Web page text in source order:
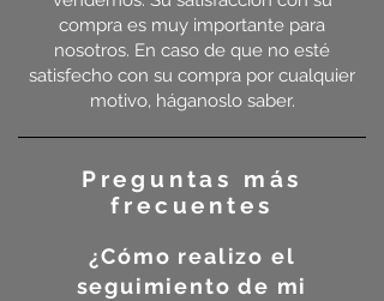
compra es muy importante para
nosotros. En caso de que no esté
satisfecho con su compra por cualquier
motivo, háganoslo saber.
Preguntas más
frecuentes
¿Cómo realizo el
seguimiento de mi